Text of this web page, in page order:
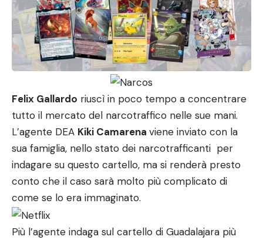
Felix Gallardo riuscì in poco tempo a concentrare
tutto il mercato del narcotraffico nelle sue mani.
L’agente DEA Kiki Camarena viene inviato con la
sua famiglia, nello stato dei narcotrafficanti per
indagare su questo cartello, ma si renderà presto
conto che il caso sarà molto più complicato di
come se lo era immaginato.
Più l’agente indaga sul cartello di Guadalajara più